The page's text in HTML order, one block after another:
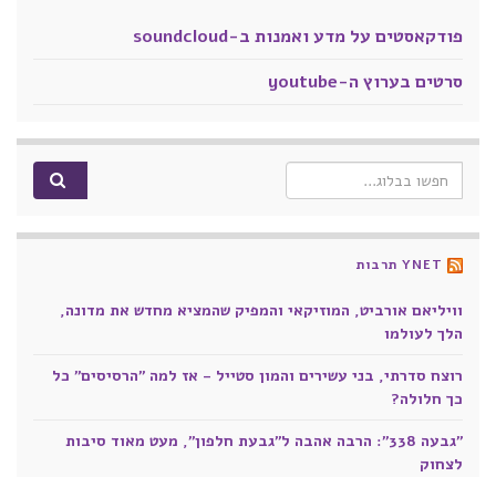
פודקאסטים על מדע ואמנות ב-soundcloud
סרטים בערוץ ה-youtube
Search for:
YNET תרבות
וויליאם אורביט, המוזיקאי והמפיק שהמציא מחדש את מדונה,
הלך לעולמו
רוצח סדרתי, בני עשירים והמון סטייל - אז למה "הרסיסים" כל
כך חלולה?
"גבעה 338": הרבה אהבה ל"גבעת חלפון", מעט מאוד סיבות
לצחוק